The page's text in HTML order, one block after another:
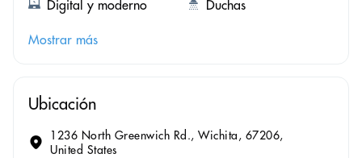
Digital y moderno
Duchas
Mostrar más
Ubicación
1236 North Greenwich Rd., Wichita, 67206,
United States